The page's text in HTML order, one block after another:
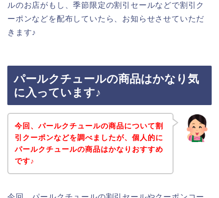
ルのお店がもし、季節限定の割引セールなどで割引ク
ーポンなどを配布していたら、お知らせさせていただ
きます♪
パールクチュールの商品はかなり気
に入っています♪
今回、パールクチュールの商品について割
引クーポンなどを調べましたが、個人的に
パールクチュールの商品はかなりおすすめ
です♪